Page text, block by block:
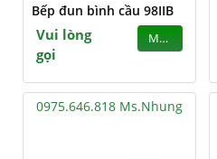
Bếp đun bình cầu 98IIB
Vui lòng
gọi
MUA
0975.646.818 Ms.Nhung